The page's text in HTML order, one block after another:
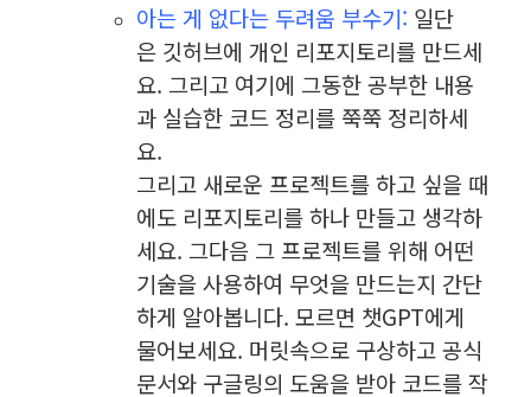
아는 게 없다는 두려움 부수기: 일단
은 깃허브에 개인 리포지토리를 만드세
요. 그리고 여기에 그동한 공부한 내용
과 실습한 코드 정리를 쭉쭉 정리하세
요.
그리고 새로운 프로젝트를 하고 싶을 때
에도 리포지토리를 하나 만들고 생각하
세요. 그다음 그 프로젝트를 위해 어떤
기술을 사용하여 무엇을 만드는지 간단
하게 알아봅니다. 모르면 챗GPT에게
물어보세요. 머릿속으로 구상하고 공식
문서와 구글링의 도움을 받아 코드를 작